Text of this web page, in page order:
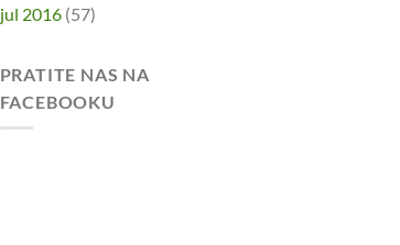
jul 2016(57)
PRATITE NAS NA
FACEBOOKU